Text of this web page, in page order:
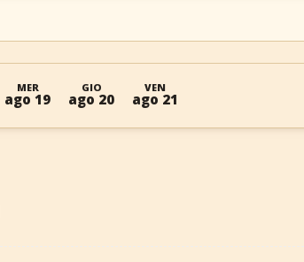
MER
ago 19
GIO
ago 20
VEN
ago 21